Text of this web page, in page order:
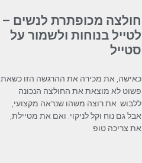
חולצה מכופתרת לנשים –
לטייל בנוחות ולשמור על
סטייל
כאישה, את מכירה את ההרגשה הזו כשאת
פשוט לא מוצאת את החולצה הנכונה
ללבוש. את רוצה משהו שנראה מקצועי,
אבל גם נוח וקל לניקוי. ואם את מטיילת,
את צריכה טופ